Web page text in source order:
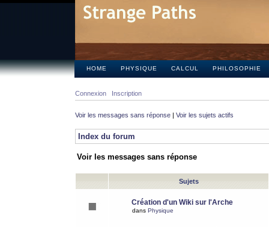
HOME PHYSIQUE CALCUL PHILOSOPHIE
Connexion Inscription
Voir les messages sans réponse | Voir les sujets actifs
Index du forum
Voir les messages sans réponse
Sujets
Création d'un Wiki sur l'Arche
dans Physique